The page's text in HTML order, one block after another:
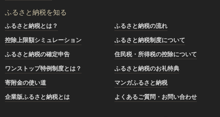
ふるさと納税を知る
ふるさと納税とは？
ふるさと納税の流れ
控除上限額シミュレーション
ふるさと納税制度について
ふるさと納税の確定申告
住民税・所得税の控除について
ワンストップ特例制度とは？
ふるさと納税のお礼特典
寄附金の使い道
マンガふるさと納税
企業版ふるさと納税とは
よくあるご質問・お問い合わせ